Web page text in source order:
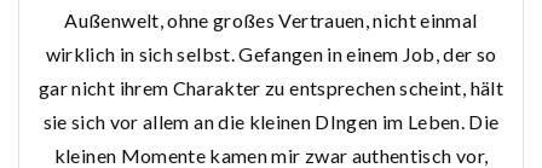
Außenwelt, ohne großes Vertrauen, nicht einmal
wirklich in sich selbst. Gefangen in einem Job, der so
gar nicht ihrem Charakter zu entsprechen scheint, hält
sie sich vor allem an die kleinen DIngen im Leben. Die
kleinen Momente kamen mir zwar authentisch vor,